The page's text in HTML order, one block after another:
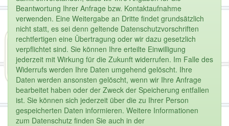
Beantwortung Ihrer Anfrage bzw. Kontaktaufnahme
verwenden. Eine Weitergabe an Dritte findet grundsätzlich
nicht statt, es sei denn geltende Datenschutzvorschriften
rechtfertigen eine Übertragung oder wir dazu gesetzlich
verpflichtet sind. Sie können Ihre erteilte Einwilligung
jederzeit mit Wirkung für die Zukunft widerrufen. Im Falle des
Widerrufs werden Ihre Daten umgehend gelöscht. Ihre
Daten werden ansonsten gelöscht, wenn wir Ihre Anfrage
bearbeitet haben oder der Zweck der Speicherung entfallen
ist. Sie können sich jederzeit über die zu Ihrer Person
gespeicherten Daten informieren. Weitere Informationen
zum Datenschutz finden Sie auch in der